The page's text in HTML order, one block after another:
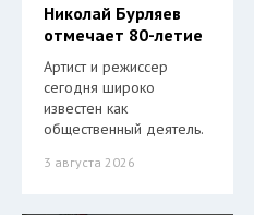
Николай Бурляев
отмечает 80-летие
Артист и режиссер
сегодня широко
известен как
общественный деятель.
3 августа 2026